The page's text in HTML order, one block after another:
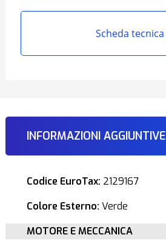
Scheda tecnica
INFORMAZIONI AGGIUNTIVE
Codice EuroTax: 2129167
Colore Esterno: Verde
MOTORE E MECCANICA